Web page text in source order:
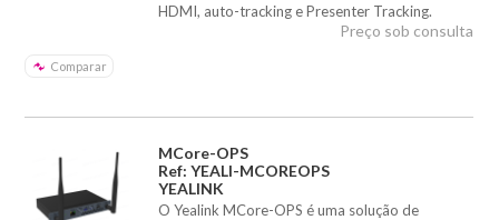
HDMI, auto-tracking e Presenter Tracking.
Comparar
Preço sob consulta
MCore-OPS
Ref: YEALI-MCOREOPS
YEALINK
O Yealink MCore-OPS é uma solução de